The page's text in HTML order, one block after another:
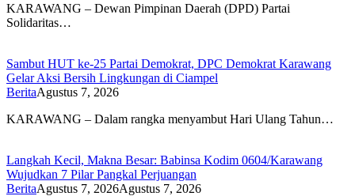
KARAWANG – Dewan Pimpinan Daerah (DPD) Partai
Solidaritas…
Sambut HUT ke-25 Partai Demokrat, DPC Demokrat Karawang
Gelar Aksi Bersih Lingkungan di Ciampel
BeritaAgustus 7, 2026
KARAWANG – Dalam rangka menyambut Hari Ulang Tahun…
Langkah Kecil, Makna Besar: Babinsa Kodim 0604/Karawang
Wujudkan 7 Pilar Pangkal Perjuangan
BeritaAgustus 7, 2026Agustus 7, 2026